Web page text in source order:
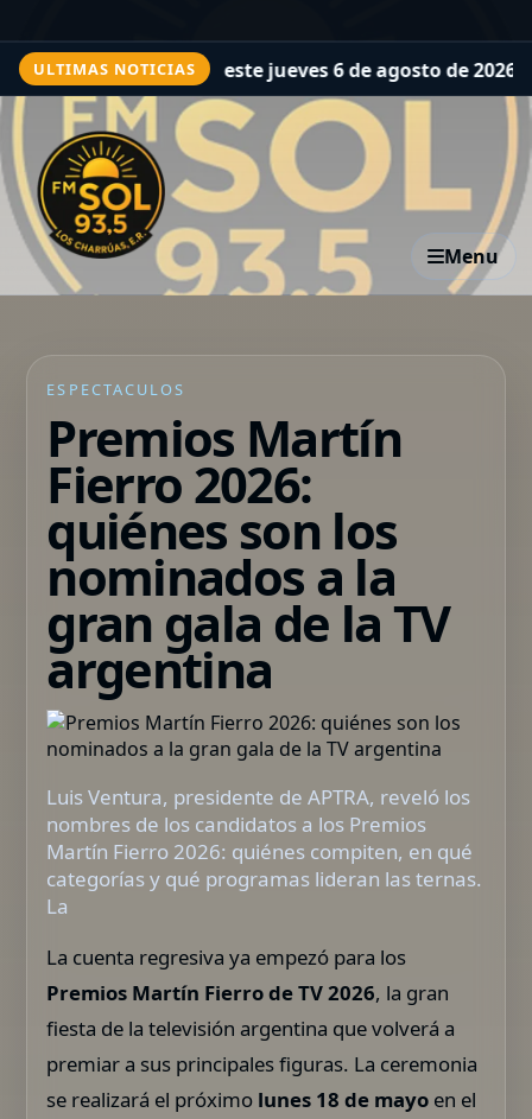
ULTIMAS NOTICIAS
este jueves 6 de agosto de 2026 en Argentina
Menu
ESPECTACULOS
Premios Martín
Fierro 2026:
quiénes son los
nominados a la
gran gala de la TV
argentina
Luis Ventura, presidente de APTRA, reveló los
nombres de los candidatos a los Premios
Martín Fierro 2026: quiénes compiten, en qué
categorías y qué programas lideran las ternas.
La
La cuenta regresiva ya empezó para los
Premios Martín Fierro de TV 2026, la gran
fiesta de la televisión argentina que volverá a
premiar a sus principales figuras. La ceremonia
se realizará el próximo lunes 18 de mayo en el